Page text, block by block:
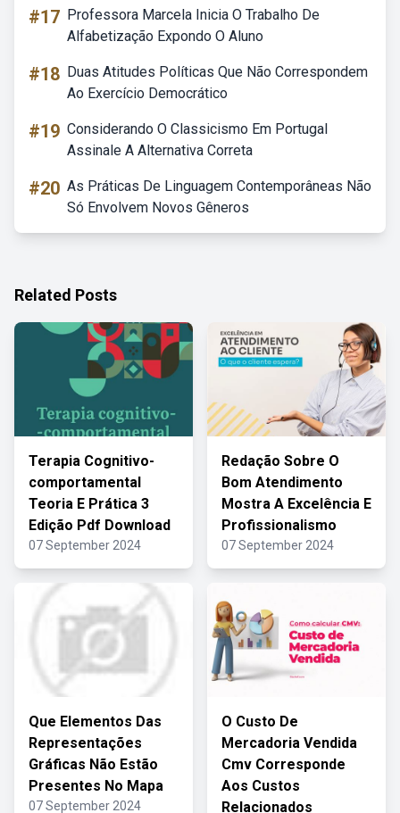
#17 Professora Marcela Inicia O Trabalho De
Alfabetização Expondo O Aluno
#18 Duas Atitudes Políticas Que Não Correspondem
Ao Exercício Democrático
#19 Considerando O Classicismo Em Portugal
Assinale A Alternativa Correta
#20 As Práticas De Linguagem Contemporâneas Não
Só Envolvem Novos Gêneros
Related Posts
Terapia Cognitivo-
comportamental
Teoria E Prática 3
Edição Pdf Download
07 September 2024
Redação Sobre O
Bom Atendimento
Mostra A Excelência E
Profissionalismo
07 September 2024
Que Elementos Das
Representações
Gráficas Não Estão
Presentes No Mapa
07 September 2024
O Custo De
Mercadoria Vendida
Cmv Corresponde
Aos Custos
Relacionados